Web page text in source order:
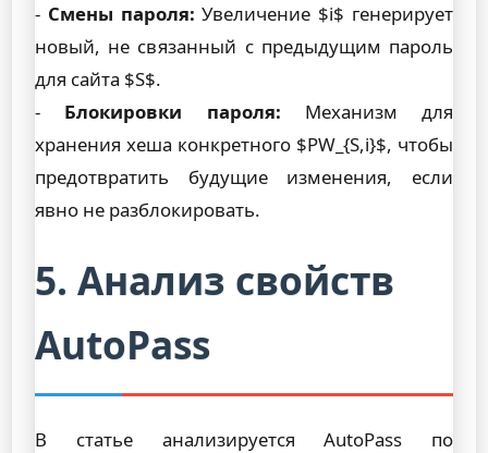
- Смены пароля: Увеличение $i$ генерирует
новый, не связанный с предыдущим пароль
для сайта $S$.
- Блокировки пароля: Механизм для
хранения хеша конкретного $PW_{S,i}$, чтобы
предотвратить будущие изменения, если
явно не разблокировать.
5. Анализ свойств
AutoPass
В статье анализируется AutoPass по